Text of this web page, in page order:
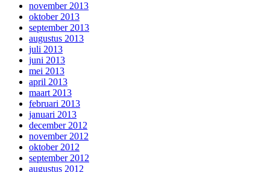
november 2013
oktober 2013
september 2013
augustus 2013
juli 2013
juni 2013
mei 2013
april 2013
maart 2013
februari 2013
januari 2013
december 2012
november 2012
oktober 2012
september 2012
augustus 2012